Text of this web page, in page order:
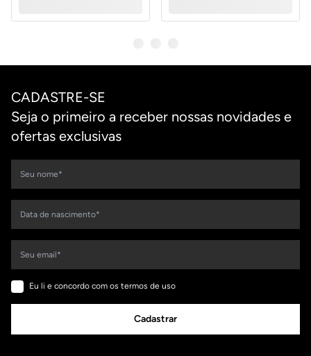
CADASTRE-SE
Seja o primeiro a receber nossas novidades e
ofertas exclusivas
Eu li e concordo com os termos de uso
Cadastrar